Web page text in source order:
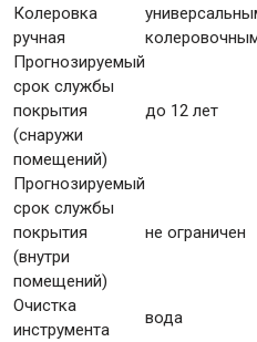
Колеровка
ручная
Прогнозируемый
срок службы
покрытия
(снаружи
помещений)
до 12 лет
Прогнозируемый
срок службы
покрытия
(внутри
помещений)
не ограничен
Очистка
инструмента
вода